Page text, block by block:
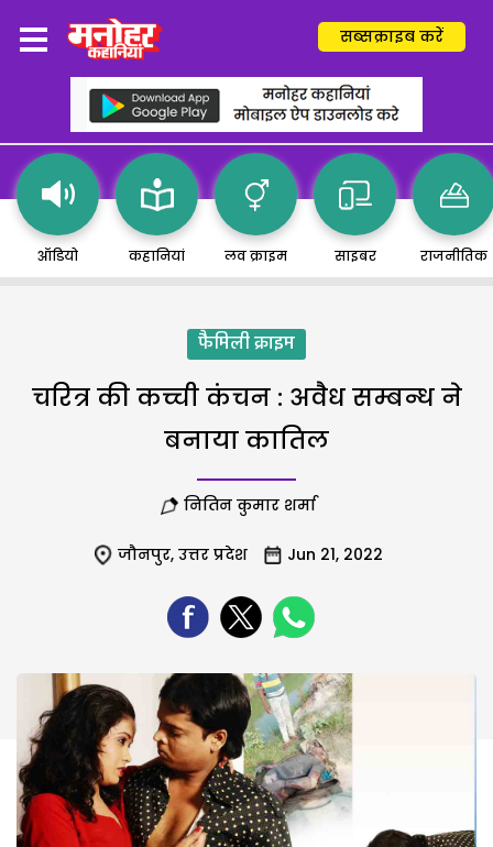
सब्सक्राइब करें
ऑडियो कहानियां लव क्राइम साइबर राजनीतिक
फैमिली क्राइम
चरित्र की कच्ची कंचन : अवैध सम्बन्ध ने
बनाया कातिल
नितिन कुमार शर्मा
जौनपुर, उत्तर प्रदेश Jun 21, 2022